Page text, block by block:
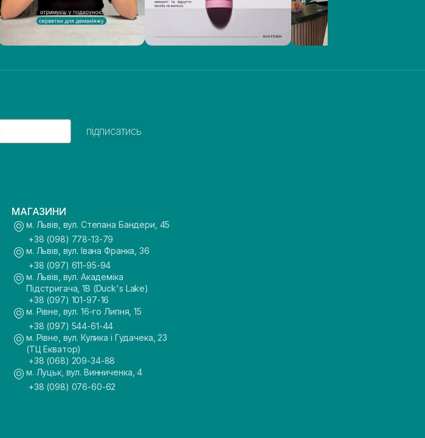
підписатись
МАГАЗИНИ
м. Львів, вул. Степана Бандери, 45
+38 (098) 778-13-79
м. Львів, вул. Івана Франка, 36
+38 (097) 611-95-94
м. Львів, вул. Академіка
Підстригача, 1В (Duck's Lake)
+38 (097) 101-97-16
м. Рівне, вул. 16-го Липня, 15
+38 (097) 544-61-44
м. Рівне, вул. Кулика і Гудачека, 23
(ТЦ Екватор)
+38 (068) 209-34-88
м. Луцьк, вул. Винниченка, 4
+38 (098) 076-60-62